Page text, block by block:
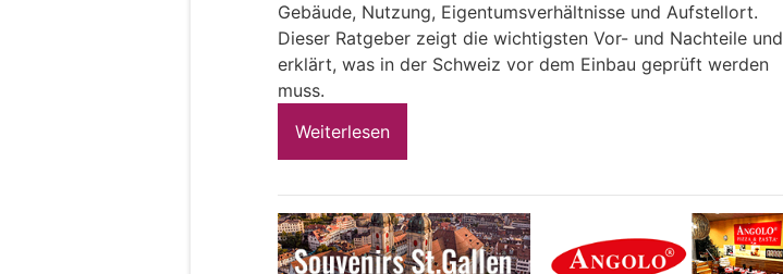
Gebäude, Nutzung, Eigentumsverhältnisse und Aufstellort.
Dieser Ratgeber zeigt die wichtigsten Vor- und Nachteile und
erklärt, was in der Schweiz vor dem Einbau geprüft werden
muss.
Weiterlesen